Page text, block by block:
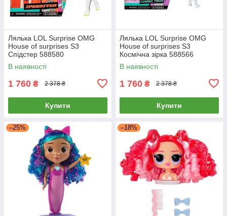
Лялька LOL Surprise OMG
House of surprises S3
Спідстер 588580
В наявності
1 760 ₴ 2 378 ₴
Купити
Лялька LOL Surprise OMG
House of surprises S3
Космічна зірка 588566
В наявності
1 760 ₴ 2 378 ₴
Купити
–25% –18%